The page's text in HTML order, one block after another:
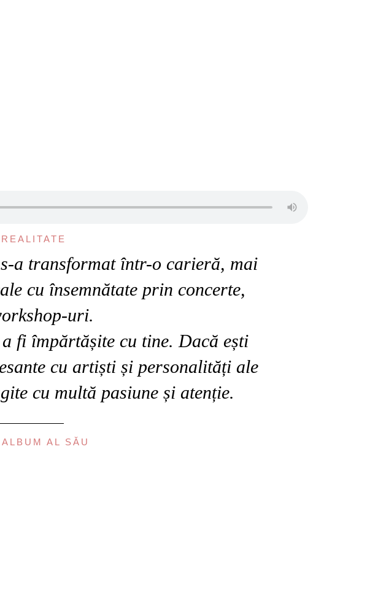
a transformat într-o carieră, mai
cu însemnătate prin concerte,
uri.
fi împărtășite cu tine. Dacă ești
cu artiști și personalități ale
cu multă pasiune și atenție.
AL SĂU